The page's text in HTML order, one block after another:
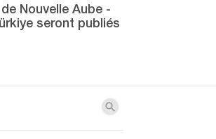
Nouvelle Aube -
seront publiés